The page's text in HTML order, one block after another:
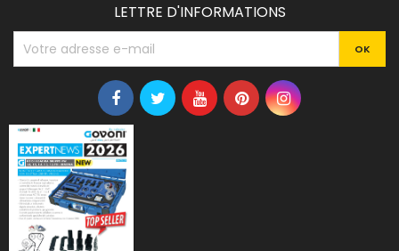
LETTRE D'INFORMATIONS